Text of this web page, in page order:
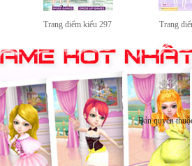
Trang điểm kiểu 297 Trang
Bản quyền